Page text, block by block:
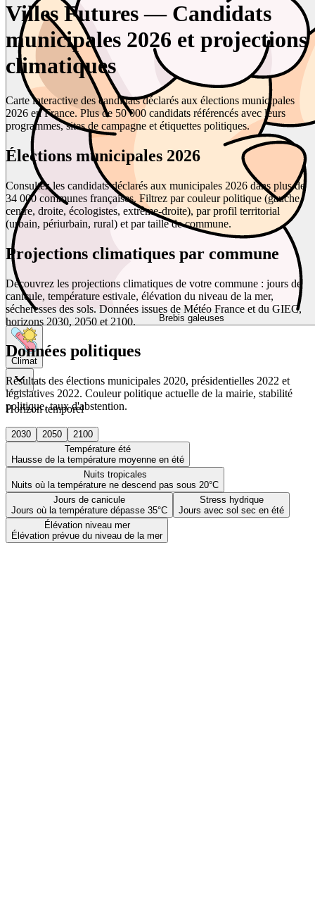
Brebis galeuses
Climat
Horizon temporel
2030 2050
2100
Température été
Hausse de la température moyenne en été
Nuits tropicales
Nuits où la température ne descend pas sous 20°C
Jours de canicule
Jours où la température dépasse 35°C
Stress hydrique
Jours avec sol sec en été
Élévation niveau mer
Élévation prévue du niveau de la mer
Villes Futures — Candidats
municipales 2026 et projections
climatiques
Carte interactive des candidats déclarés aux élections municipales
2026 en France. Plus de 50 000 candidats référencés avec leurs
programmes, sites de campagne et étiquettes politiques.
Élections municipales 2026
Consultez les candidats déclarés aux municipales 2026 dans plus de
34 000 communes françaises. Filtrez par couleur politique (gauche,
centre, droite, écologistes, extrême-droite), par profil territorial
(urbain, périurbain, rural) et par taille de commune.
Projections climatiques par commune
Découvrez les projections climatiques de votre commune : jours de
canicule, température estivale, élévation du niveau de la mer,
sécheresses des sols. Données issues de Météo France et du GIEC,
horizons 2030, 2050 et 2100.
Données politiques
Résultats des élections municipales 2020, présidentielles 2022 et
législatives 2022. Couleur politique actuelle de la mairie, stabilité
politique, taux d'abstention.